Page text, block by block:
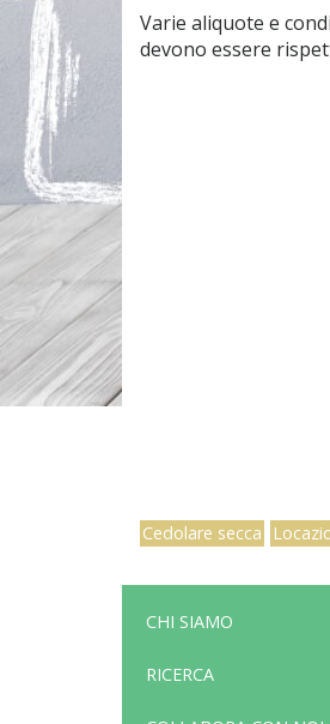
Varie aliquote e
devono essere
Cedolare secca
CHI SIAMO
RICERCA